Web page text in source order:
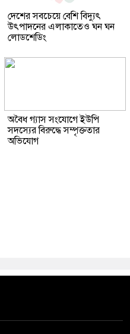
দেশের সবচেয়ে বেশি বিদ্যুৎ
উৎপাদনের এলাকাতেও ঘন ঘন
লোডশেডিং
অবৈধ গ্যাস সংযোগে ইউপি
সদস্যের বিরুদ্ধে সম্পৃক্ততার
অভিযোগ